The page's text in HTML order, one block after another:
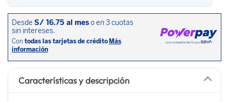
Características y descripción